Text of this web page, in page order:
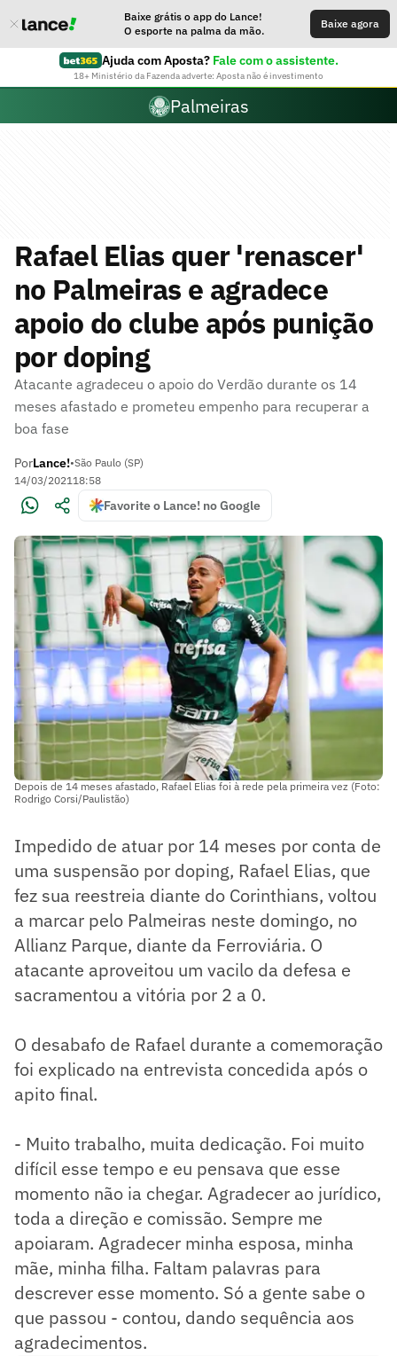
Baixe grátis o app do Lance!
O esporte na palma da mão.
Baixe agora
Ajuda com Aposta? Fale com o assistente.
18+ Ministério da Fazenda adverte: Aposta não é investimento
Palmeiras
Rafael Elias quer 'renascer'
no Palmeiras e agradece
apoio do clube após punição
por doping
Atacante agradeceu o apoio do Verdão durante os 14
meses afastado e prometeu empenho para recuperar a
boa fase
PorLance!•São Paulo (SP)
14/03/202118:58
Favorite o Lance! no Google
Depois de 14 meses afastado, Rafael Elias foi à rede pela primeira vez (Foto:
Rodrigo Corsi/Paulistão)
Impedido de atuar por 14 meses por conta de
uma suspensão por doping, Rafael Elias, que
fez sua reestreia diante do Corinthians, voltou
a marcar pelo Palmeiras neste domingo, no
Allianz Parque, diante da Ferroviária. O
atacante aproveitou um vacilo da defesa e
sacramentou a vitória por 2 a 0.
O desabafo de Rafael durante a comemoração
foi explicado na entrevista concedida após o
apito final.
- Muito trabalho, muita dedicação. Foi muito
difícil esse tempo e eu pensava que esse
momento não ia chegar. Agradecer ao jurídico,
toda a direção e comissão. Sempre me
apoiaram. Agradecer minha esposa, minha
mãe, minha filha. Faltam palavras para
descrever esse momento. Só a gente sabe o
que passou - contou, dando sequência aos
agradecimentos.